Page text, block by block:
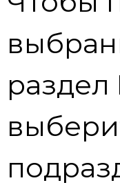
раздел